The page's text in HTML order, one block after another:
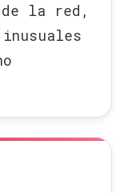
de la red,